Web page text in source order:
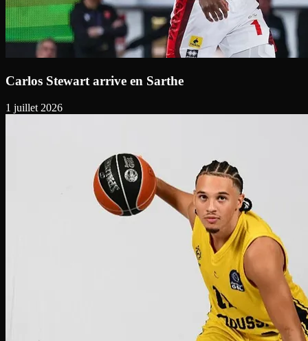
Carlos Stewart arrive en Sarthe
1 juillet 2026